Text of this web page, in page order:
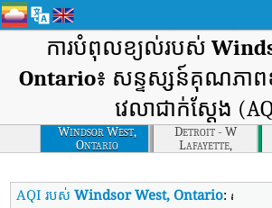
ការបំពុលខ្យល់របស់
Ontario៖ សន្ទស្សន៍គុណភា
វេលាជាក់ស្តែង
Windsor West,
Ontario
Detroit - W
Lafayette,
Michigan
AQI របស់Windsor West, Ontario: សន្ទស្ស